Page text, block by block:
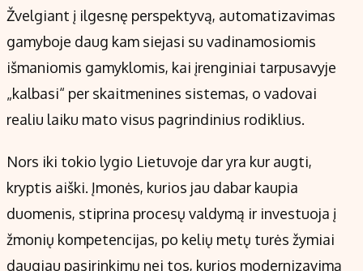
Žvelgiant į ilgesnę perspektyvą, automatizavimas
gamyboje daug kam siejasi su vadinamosiomis
išmaniomis gamyklomis, kai įrenginiai tarpusavyje
„kalbasi“ per skaitmenines sistemas, o vadovai
realiu laiku mato visus pagrindinius rodiklius.
Nors iki tokio lygio Lietuvoje dar yra kur augti,
kryptis aiški. Įmonės, kurios jau dabar kaupia
duomenis, stiprina procesų valdymą ir investuoja į
žmonių kompetencijas, po kelių metų turės žymiai
daugiau pasirinkimų nei tos, kurios modernizavimą